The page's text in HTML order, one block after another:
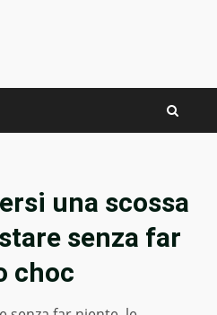
una scossa
senza far
choc